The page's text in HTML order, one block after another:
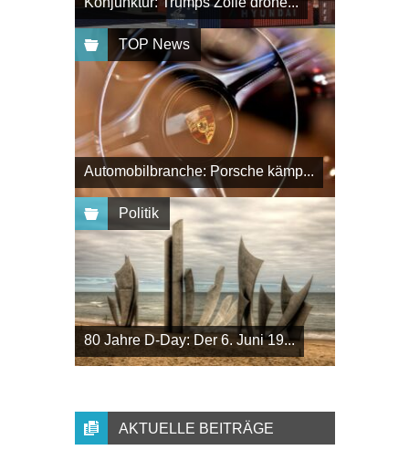
TOP News
Automobilbranche: Porsche kämp...
Politik
80 Jahre D-Day: Der 6. Juni 19...
AKTUELLE BEITRÄGE